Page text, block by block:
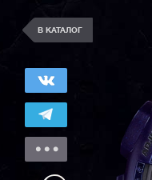
В КАТАЛОГ